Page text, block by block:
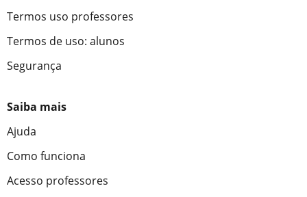
Termos uso professores
Termos de uso: alunos
Segurança
Saiba mais
Ajuda
Como funciona
Acesso professores